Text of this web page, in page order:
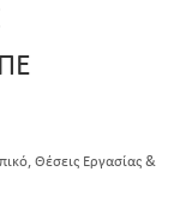
Θέσεις Εργασίας &